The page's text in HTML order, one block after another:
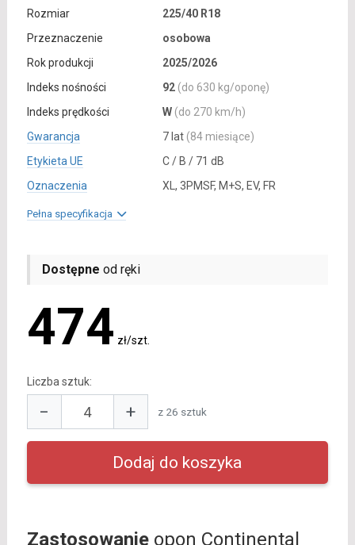
Rozmiar
225/40 R18
Przeznaczenie
osobowa
Rok produkcji
2025/2026
Indeks nośności
92 (do 630 kg/oponę)
Indeks prędkości
W (do 270 km/h)
Gwarancja
7 lat (84 miesiące)
Etykieta UE
C / B / 71 dB
Oznaczenia
XL, 3PMSF, M+S, EV, FR
Pełna specyfikacja
Dostępne od ręki
474 zł/szt.
Liczba sztuk:
− + z 26 sztuk
Zastosowanieopon Continental